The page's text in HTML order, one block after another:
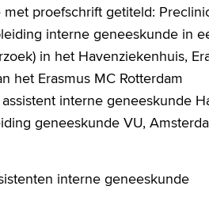
proefschrift getiteld:
interne geneeskunde in
in het Havenziekenhuis,
het Erasmus MC Rotterdam
interne geneeskunde
geneeskunde VU,
interne geneeskunde